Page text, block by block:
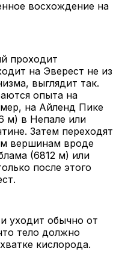
восхождение на
проходит
на Эверест не из
выглядит так.
опыта на
на Айленд Пике
м) в Непале или
Затем переходят
вершинам вроде
(6812 м) или
после этого
уходит обычно от
тело должно
кислорода.